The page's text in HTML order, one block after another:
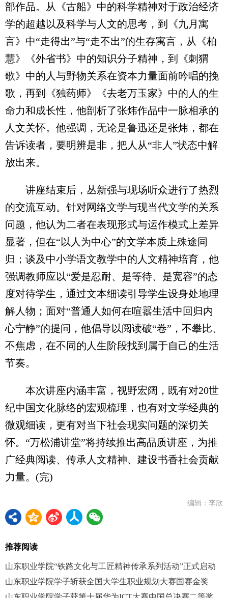
部作品。从《古船》中的科学精神对于政治经济
学的超越以及科学与人文的思考，到《九月寓
言》中“走得出”与“走不出”的生存寓言，从《柏
慧》《外省书》中的知识分子精神，到《刺猬
歌》中的人与野物关系在资本力量面前吟唱的挽
歌，再到《独药师》《去老万玉家》中的人的生
命力和成长性，他剖析了张炜作品中一脉相承的
人文关怀。他强调，无论是鲁迅还是张炜，都在
告诉读者，要明辨是非，把人从“非人”状态中解
放出来。
讲座结束后，丛新强与现场听众进行了热烈
的交流互动。针对网络文学与现当代文学的关系
问题，他认为二者在表现形式与运作模式上差异
显著，但在“以人为中心”的文学本质上殊途同
归；谈及中小学语文教学中的人文精神培育，他
强调教师应以“爱是忍耐、是等待、是宽容”的态
度对待学生，通过文本细读引导学生设身处地理
解人物；面对“普通人如何在喧嚣生活中回归内
心宁静”的提问，他倡导以阅读破“卷”，不攀比、
不焦虑，在不同的人生阶段找到属于自己的生活
节奏。
本次讲座内涵丰富，视野宏阔，既有对20世
纪中国文化脉络的宏观梳理，也有对文学经典的
微观细读，更有对当下社会现实问题的深切关
怀。“万松浦讲堂”将持续推出高品质讲座，为推
广经典阅读、传承人文精神、建设书香社会贡献
力量。(完)
编辑：李欣
推荐阅读
山东职业学院“铁路文化与工匠精神传承系列活动”正式启动
山东职业学院学子斩获全国大学生职业规划大赛国赛金奖